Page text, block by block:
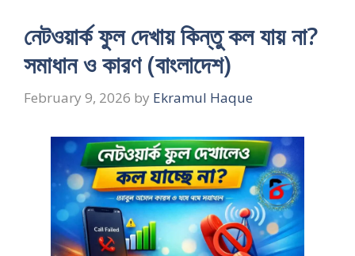
নেটওয়ার্ক ফুল দেখায় কিন্তু কল যায় না?
সমাধান ও কারণ (বাংলাদেশ)
February 9, 2026 by Ekramul Haque